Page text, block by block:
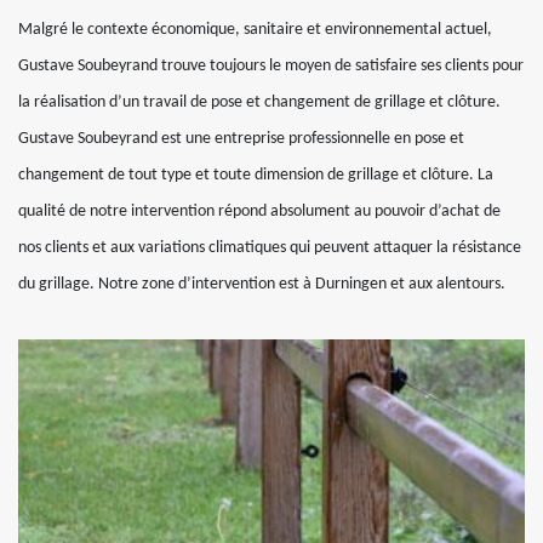
Malgré le contexte économique, sanitaire et environnemental actuel,
Gustave Soubeyrand trouve toujours le moyen de satisfaire ses clients pour
la réalisation d’un travail de pose et changement de grillage et clôture.
Gustave Soubeyrand est une entreprise professionnelle en pose et
changement de tout type et toute dimension de grillage et clôture. La
qualité de notre intervention répond absolument au pouvoir d’achat de
nos clients et aux variations climatiques qui peuvent attaquer la résistance
du grillage. Notre zone d’intervention est à Durningen et aux alentours.